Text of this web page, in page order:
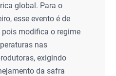
global. Para o
esse evento é de
pois modifica o regime
nas
exigindo
da safra